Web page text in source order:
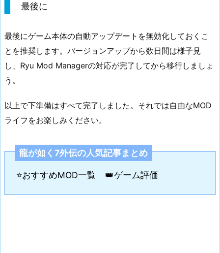
最後に
最後にゲーム本体の自動アップデートを無効化しておくこ
とを推奨します。バージョンアップから数日間は様子見
し、Ryu Mod Managerの対応が完了してから移行しましょ
う。
以上で下準備はすべて完了しました。それでは自由なMOD
ライフをお楽しみください。
龍が如く7外伝の人気記事まとめ
⭐おすすめMOD一覧 👑ゲーム評価